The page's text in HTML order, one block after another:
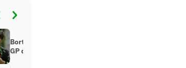
Bortoleto faz marcos históricos no
GP da Áustria de F1; veja quais